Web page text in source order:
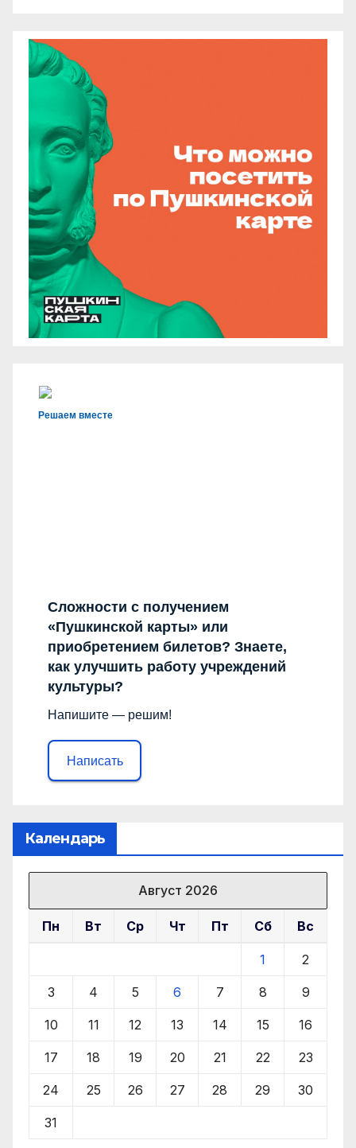
Решаем вместе
Сложности с получением
«Пушкинской карты» или
приобретением билетов? Знаете,
как улучшить работу учреждений
культуры?
Напишите — решим!
Написать
Календарь
Август 2026
Пн Вт Ср Чт Пт Сб Вс
1 2
3 4 5 6 7 8 9
10 11 12 13 14 15 16
17 18 19 20 21 22 23
24 25 26 27 28 29 30
31